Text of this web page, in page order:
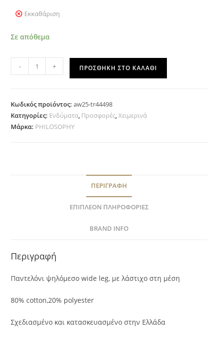
Εκκαθάριση
Σε απόθεμα
- + ΠΡΟΣΘΉΚΗ ΣΤΟ ΚΑΛΆΘΙ
Κωδικός προϊόντος:aw25-tr44498
Κατηγορίες: Ενδύματα, Προσφορές,Χειμερινά
Μάρκα: PHILOSOPHY
ΠΕΡΙΓΡΑΦΉ
ΕΠΙΠΛΈΟΝ ΠΛΗΡΟΦΟΡΊΕΣ
BRAND INFO
Περιγραφή
Παντελόνι ψηλόμεσο wide leg, με λάστιχο στη μέση
80% cotton,20% polyester
Σχεδιασμένο και κατασκευασμένο στην Ελλάδα